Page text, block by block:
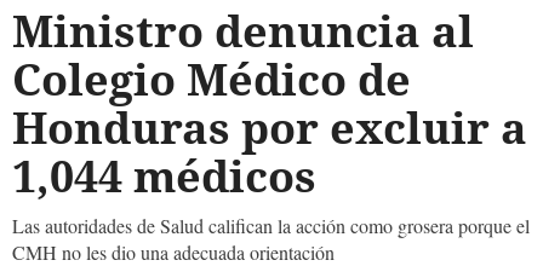
Ministro denuncia al
Colegio Médico de
Honduras por excluir a
1,044 médicos
Las autoridades de Salud califican la acción como grosera porque el
CMH no les dio una adecuada orientación